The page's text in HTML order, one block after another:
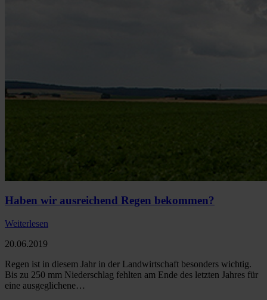
Haben wir ausreichend Regen bekommen?
Weiterlesen
20.06.2019
Regen ist in diesem Jahr in der Landwirtschaft besonders wichtig.
Bis zu 250 mm Niederschlag fehlten am Ende des letzten Jahres für
eine ausgeglichene…